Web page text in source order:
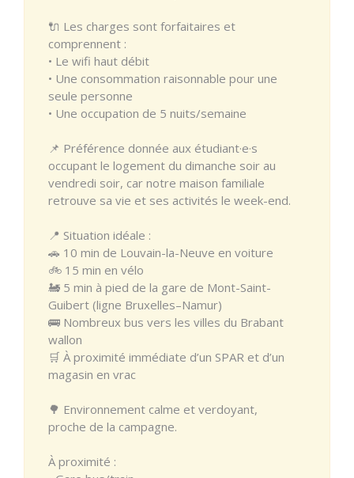
🔌 Les charges sont forfaitaires et
comprennent :
• Le wifi haut débit
• Une consommation raisonnable pour une
seule personne
• Une occupation de 5 nuits/semaine
📌 Préférence donnée aux étudiant·e·s
occupant le logement du dimanche soir au
vendredi soir, car notre maison familiale
retrouve sa vie et ses activités le week-end.
📍 Situation idéale :
🚗 10 min de Louvain-la-Neuve en voiture
🚲 15 min en vélo
🚂 5 min à pied de la gare de Mont-Saint-
Guibert (ligne Bruxelles–Namur)
🚌 Nombreux bus vers les villes du Brabant
wallon
🛒 À proximité immédiate d’un SPAR et d’un
magasin en vrac
🌳 Environnement calme et verdoyant,
proche de la campagne.
À proximité :